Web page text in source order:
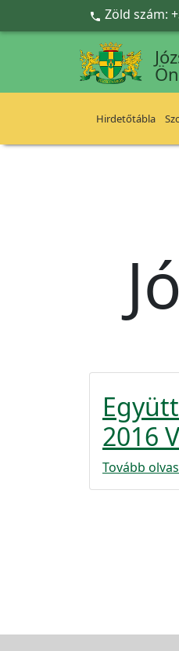
Ugrás a fő tartalomra
 Zöld szám:
Hirdetőtábla
2016
Tovább